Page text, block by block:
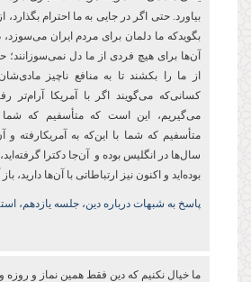
بیاورد. حتی اگر در جایی به ما احترام بگذارد،
بگویدکه ما دلمان برای مردم ایران
آن‌ها برای هیچ فردی از ما دل نمی‌سوزانند؛
از ما را بکشند تا به منافع ناچیز
کسانی‌که می‌گویند اگر با آمریکا آرام‌تر
می‌گیریم، این است که متأسفیم که شما
متأسفیم که شما با این‌که به آمریکارفته و
سال‌ها در انگلیس بوده‌ و آن‌جا دکترا گرفته‌اید،
بوده‌اید و اکنون نیز ارتباطاتی با آن‌ها دارید،
پاسخ به شبهات درباره دین،‌ جلسه یازدهم،
ما خیال نکنیم که دین فقط همین نماز و